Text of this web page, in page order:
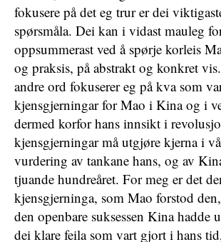
fokusere på det eg trur er dei
spørsmåla. Dei kan i vidast mauleg
oppsummerast ved å spørje korleis
og praksis, på abstrakt og konkret
andre ord fokuserer eg på kva som
kjensgjerningar for Mao i Kina og i
dermed korfor hans innsikt i
kjensgjerningar må utgjøre kjerna i
vurdering av tankane hans, og av
tjuande hundreåret. For meg er det
kjensgjerninga, som Mao forstod
den openbare suksessen Kina hadde
dei klare feila som vart gjort i hans